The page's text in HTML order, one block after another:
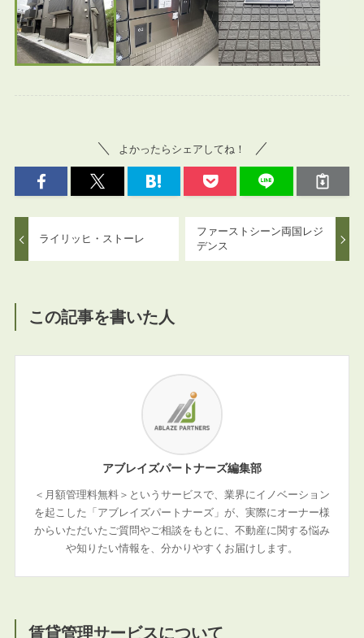
よかったらシェアしてね！
ライリッヒ・ストーレ
ファーストシーン両国レジ
デンス
この記事を書いた人
アブレイズパートナーズ編集部
＜月額管理料無料＞というサービスで、業界にイノベーション
を起こした「アブレイズパートナーズ」が、実際にオーナー様
からいただいたご質問やご相談をもとに、不動産に関する悩み
や知りたい情報を、分かりやすくお届けします。
賃貸管理サービスについて